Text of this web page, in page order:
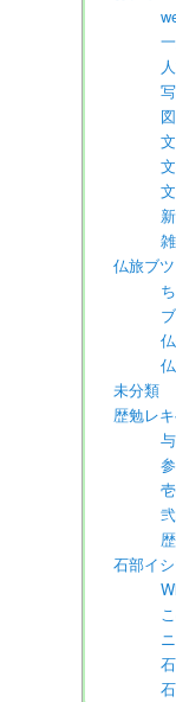
仏旅ブ
未分類
歴勉レ
石部イ